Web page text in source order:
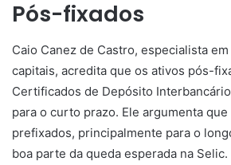
Pós-fixados
Caio Canez de Castro, especialista
capitais, acredita que os ativos pós-
Certificados de Depósito
para o curto prazo. Ele argumenta que
prefixados, principalmente para o
boa parte da queda esperada na